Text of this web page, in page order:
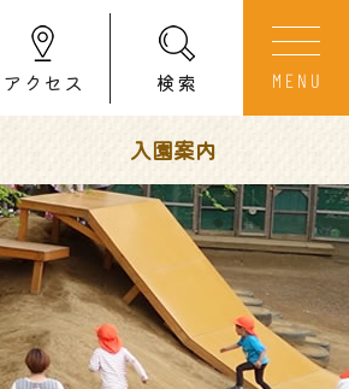
アクセス 検索
入園案内